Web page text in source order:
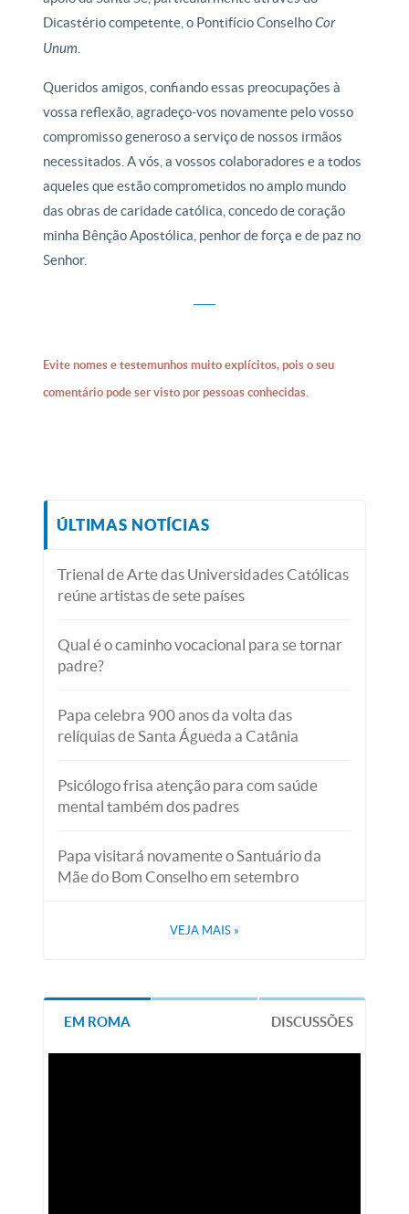
Dicastério competente, o Pontifício ConselhoCor
Unum
Queridos amigos, confiando essas preocupações à
vossa reflexão, agradeço-vos novamente pelo vosso
compromisso generoso a serviço de nossos irmãos
necessitados. A vós, a vossos colaboradores e a todos
aqueles que estão comprometidos no amplo mundo
das obras de caridade católica, concedo de coração
minha Bênção Apostólica, penhor de força e de paz no
Senhor.
Evite nomes e testemunhos muito explícitos, pois o seu
comentário pode ser visto por pessoas conhecidas.
ÚLTIMAS NOTÍCIAS
Trienal de Arte das Universidades Católicas
reúne artistas de sete países
Qual é o caminho vocacional para se tornar
padre?
Papa celebra 900 anos da volta das
relíquias de Santa Águeda a Catânia
Psicólogo frisa atenção para com saúde
mental também dos padres
Papa visitará novamente o Santuário da
Mãe do Bom Conselho em setembro
VEJA MAIS »
EM ROMA DISCUSSÕES